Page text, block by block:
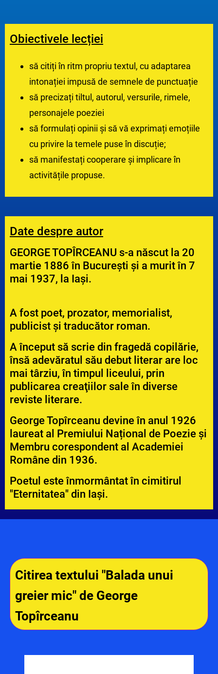
Obiectivele lecției
să citiți în ritm propriu textul, cu adaptarea
intonației impusă de semnele de punctuație
să precizați tiltul, autorul, versurile, rimele,
personajele poeziei
să formulați opinii și să vă exprimați emoțiile
cu privire la temele puse în discuție;
să manifestați cooperare și implicare în
activitățile propuse.
Date despre autor
GEORGE TOPÎRCEANU s-a născut la 20
martie 1886 în București și a murit în 7
mai 1937, la Iași.
A fost poet, prozator, memorialist,
publicist și traducător roman.
A început să scrie din fragedă copilărie,
însă adevăratul său debut literar are loc
mai târziu, în timpul liceului, prin
publicarea creaţiilor sale în diverse
reviste literare.
George Topîrceanu devine în anul 1926
laureat al Premiului Național de Poezie și
Membru corespondent al Academiei
Române din 1936.
Poetul este înmormântat în cimitirul
"Eternitatea" din Iași.
Citirea textului "Balada unui
greier mic" de George
Topîrceanu